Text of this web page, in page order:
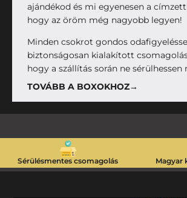
ajándékod és mi egyenesen a
hogy az öröm még nagyobb legyen!
Minden csokrot gondos
biztonságosan kialakított
hogy a szállítás során ne sérülhessen
TOVÁBB A BOXOKHOZ→
Sérülésmentes csomagolás Magyar